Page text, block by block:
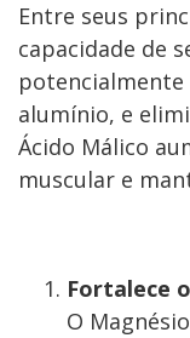
Entre seus
capacidade de
potencialmente
alumínio, e
Ácido Málico
muscular e
Fortalece
O